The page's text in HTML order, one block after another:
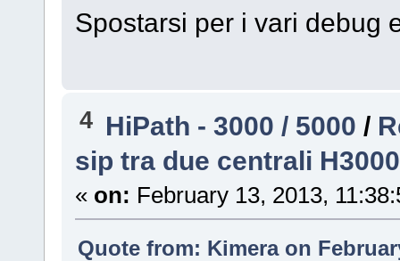
Spostarsi per i vari
4 HiPath - 3000 / 5000 /
sip tra due centrali H3000
« on: February 13, 2013,
Quote from: Kimera on